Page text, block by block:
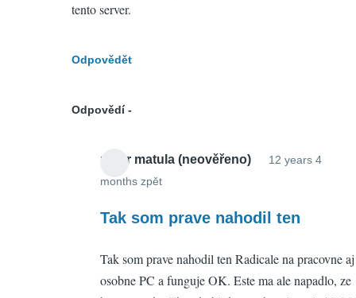
tento server.
Odpovědět
Odpovědí
peter matula (neověřeno)
12 years 4
months zpět
reply
Re:
Thunderbird+Lighting
Tak som prave nahodil ten
Tak som prave nahodil ten Radicale na pracovne aj
osobne PC a funguje OK. Este ma ale napadlo, ze